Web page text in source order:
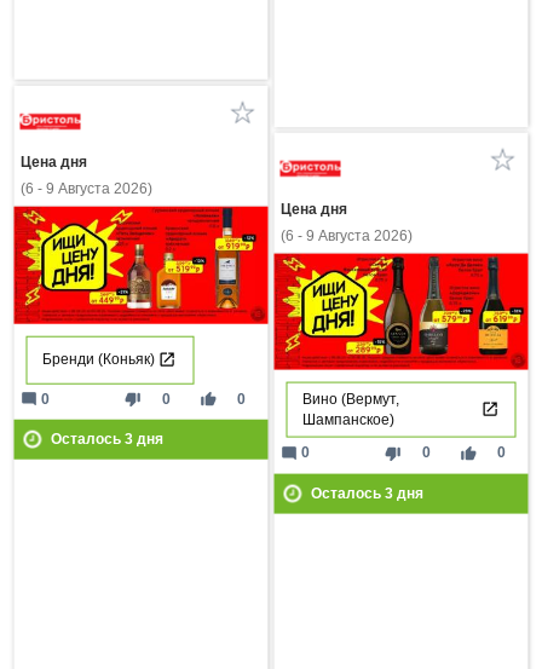
Цена дня
(6 - 9 Августа 2026)
Бренди (Коньяк)
thumb_down 0 thumb_up 0
mode_comment 0
Осталось 3дня
Цена дня
(6 - 9 Августа 2026)
Вино (Вермут,
Шампанское)
thumb_down 0 thumb_up 0
mode_comment 0
Осталось 3дня